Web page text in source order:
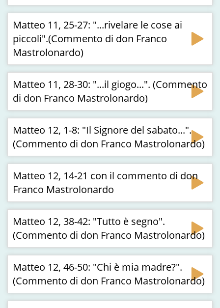
Matteo 11, 25-27: "...rivelare le cose ai
piccoli".(Commento di don Franco
Mastrolonardo)
Matteo 11, 28-30: "...il giogo...". (Commento
di don Franco Mastrolonardo)
Matteo 12, 1-8: "Il Signore del sabato...".
(Commento di don Franco Mastrolonardo)
Matteo 12, 14-21 con il commento di don
Franco Mastrolonardo
Matteo 12, 38-42: "Tutto è segno".
(Commento di don Franco Mastrolonardo)
Matteo 12, 46-50: "Chi è mia madre?".
(Commento di don Franco Mastrolonardo)